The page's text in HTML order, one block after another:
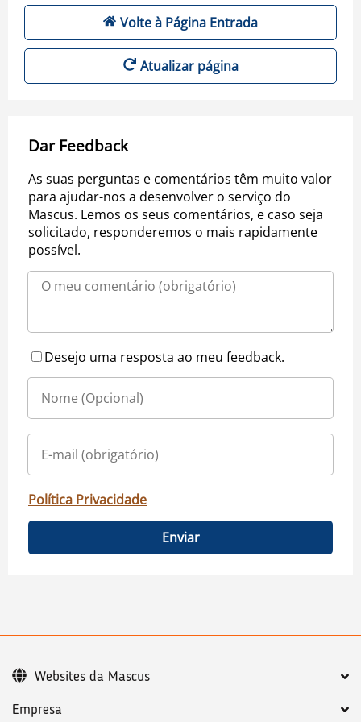
Volte à Página Entrada
Atualizar página
Dar Feedback
As suas perguntas e comentários têm muito valor
para ajudar-nos a desenvolver o serviço do
Mascus. Lemos os seus comentários, e caso seja
solicitado, responderemos o mais rapidamente
possível.
Desejo uma resposta ao meu feedback.
Política Privacidade
Enviar
Empresa
Websites da Mascus